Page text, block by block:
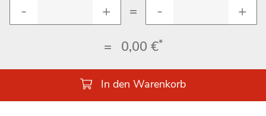
=
= 0,00 €*
In den Warenkorb